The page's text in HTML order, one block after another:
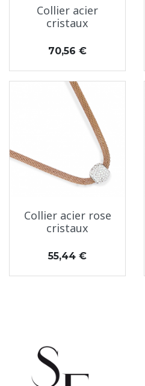
Collier acier
cristaux
Prix
70,56 €
Collier acier rose
cristaux
Prix
55,44 €